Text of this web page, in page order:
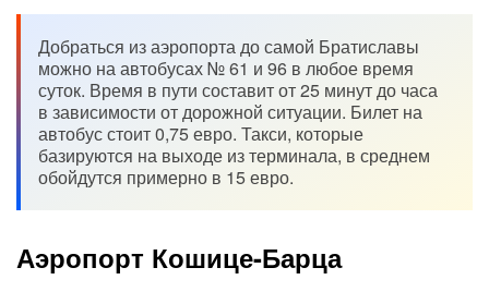
Добраться из аэропорта до самой Братиславы
можно на автобусах № 61 и 96 в любое время
суток. Время в пути составит от 25 минут до часа
в зависимости от дорожной ситуации. Билет на
автобус стоит 0,75 евро. Такси, которые
базируются на выходе из терминала, в среднем
обойдутся примерно в 15 евро.
Аэропорт Кошице-Барца